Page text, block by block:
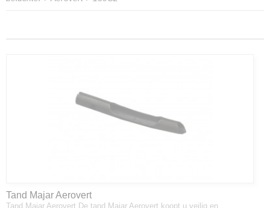
Tand Majar Aerovert
Tand Majar Aerovert De tand Majar Aerovert koopt u veilig en…